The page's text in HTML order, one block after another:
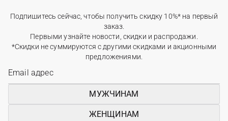
Подпишитесь сейчас, чтобы получить скидку 10%* на первый
заказ.
Первыми узнайте новости, скидки и распродажи.
*Скидки не суммируются с другими скидками и акционными
предложениями.
МУЖЧИНАМ
ЖЕНЩИНАМ